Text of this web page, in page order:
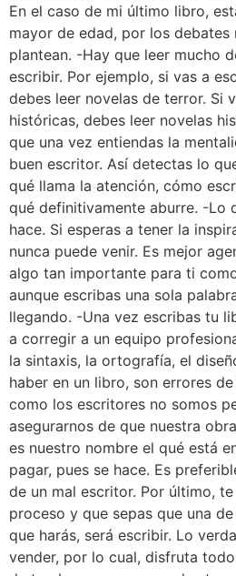
En el caso de mi último libro,
mayor de edad, por los debates
plantean. -Hay que leer mucho
escribir. Por ejemplo, si vas a
debes leer novelas de terror. Si
históricas, debes leer novelas
que una vez entiendas la
buen escritor. Así detectas lo
qué llama la atención, cómo
qué definitivamente aburre. -Lo
hace. Si esperas a tener la
nunca puede venir. Es mejor
algo tan importante para ti
aunque escribas una sola
llegando. -Una vez escribas tu
a corregir a un equipo
la sintaxis, la ortografía, el
haber en un libro, son errores
como los escritores no somos
asegurarnos de que nuestra
es nuestro nombre el qué está
pagar, pues se hace. Es
de un mal escritor. Por último,
proceso y que sepas que una
que harás, será escribir. Lo
vender, por lo cual, disfruta